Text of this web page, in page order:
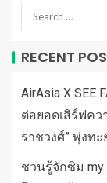
RECENT
AirAsia X
ต่อยอดเสิร์ฟคว
ราชวงศ์” พุ่งท
ชวนรู้จักซิม my